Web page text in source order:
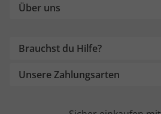
Über uns
Brauchst du Hilfe?
Unsere Zahlungsarten